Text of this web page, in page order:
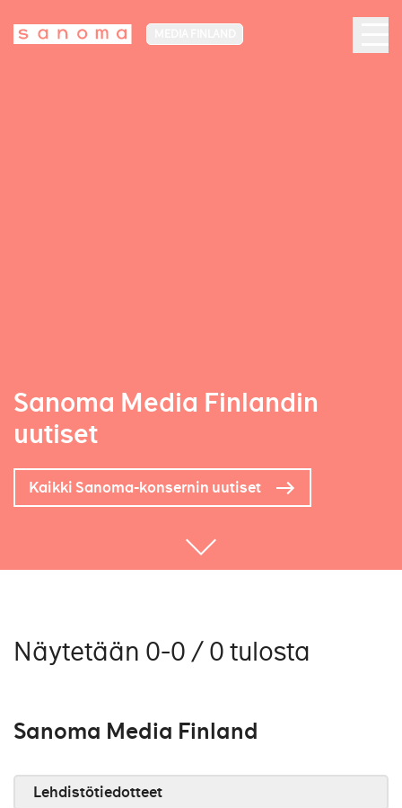
Sanoma Media Finlandin
uutiset
Kaikki Sanoma-konsernin uutiset
Näytetään 0-0 / 0 tulosta
Sanoma Media Finland
Lehdistötiedotteet